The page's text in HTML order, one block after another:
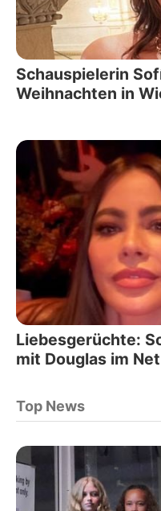
Schauspielerin
Weihnachten in
Liebesgerüchte:
mit Douglas im
Top News